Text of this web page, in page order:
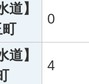
道】
0
道】
4